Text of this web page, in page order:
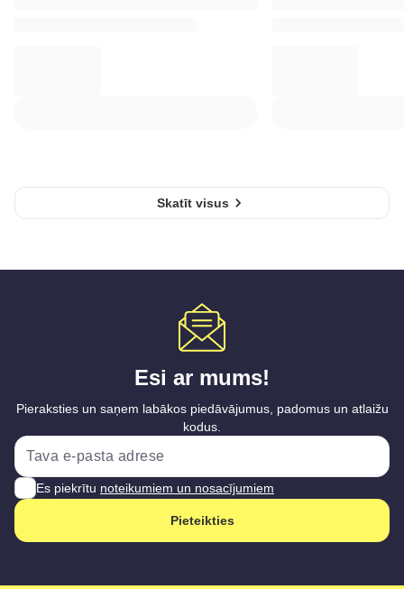
Skatīt visus
Esi ar mums!
Pieraksties un saņem labākos piedāvājumus, padomus un atlaižu
kodus.
Es piekrītu noteikumiem un nosacījumiem
Pieteikties